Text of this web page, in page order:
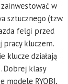
w
sztucznego (tzw.
felgi przed
pracy kluczem.
klucze działają
Dobrej klasy
modele RYOBI,